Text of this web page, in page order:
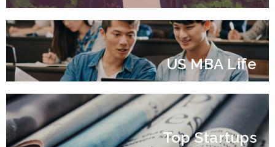
US MBA Life
Top Startups